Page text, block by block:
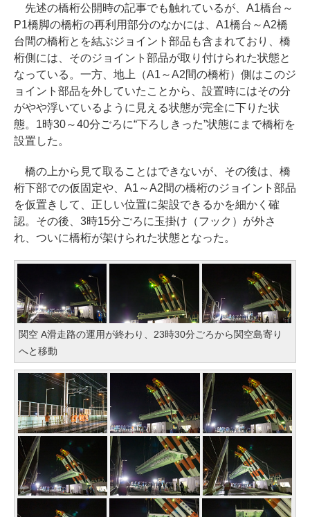
先述の橋桁公開時の記事でも触れているが、A1橋台～
P1橋脚の橋桁の再利用部分のなかには、A1橋台～A2橋
台間の橋桁とを結ぶジョイント部品も含まれており、橋
桁側には、そのジョイント部品が取り付けられた状態と
なっている。一方、地上（A1～A2間の橋桁）側はこのジ
ョイント部品を外していたことから、設置時にはその分
がやや浮いているように見える状態が完全に下りた状
態。1時30～40分ごろに“下ろしきった”状態にまで橋桁を
設置した。
橋の上から見て取ることはできないが、その後は、橋
桁下部での仮固定や、A1～A2間の橋桁のジョイント部品
を仮置きして、正しい位置に架設できるかを細かく確
認。その後、3時15分ごろに玉掛け（フック）が外さ
れ、ついに橋桁が架けられた状態となった。
関空 A滑走路の運用が終わり、23時30分ごろから関空島寄り
へと移動